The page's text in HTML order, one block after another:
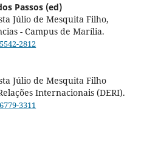
Passos (ed)
Júlio de Mesquita Filho,
- Campus de Marília.
2812
Júlio de Mesquita Filho
Internacionais (DERI).
3311